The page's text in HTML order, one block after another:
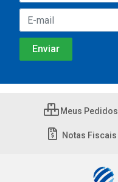
Meus Pedidos
Notas Fiscais